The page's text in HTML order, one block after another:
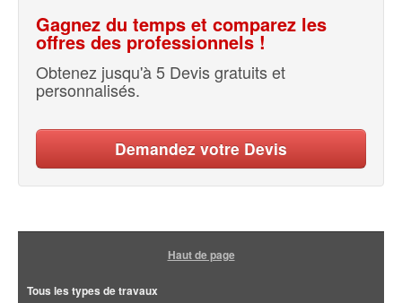
Gagnez du temps et comparez les
offres des professionnels !
Obtenez jusqu'à 5 Devis gratuits et
personnalisés.
Demandez votre Devis
Haut de page
Tous les types de travaux